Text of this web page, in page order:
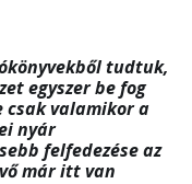
tudtuk,
egyszer be fog
csak valamikor a
nyár
felfedezése az
már itt van